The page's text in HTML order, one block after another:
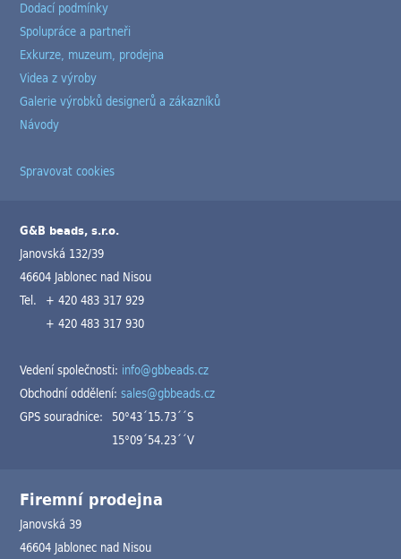
Dodací podmínky
Spolupráce a partneři
Exkurze, muzeum, prodejna
Videa z výroby
Galerie výrobků designerů a zákazníků
Návody
Spravovat cookies
G&B beads, s.r.o.
Janovská 132/39
46604 Jablonec nad Nisou
Tel. + 420 483 317 929
+ 420 483 317 930
Vedení společnosti: info@gbbeads.cz
Obchodní oddělení:sales@gbbeads.cz
GPS souradnice: 50°43´15.73´´S
15°09´54.23´´V
Firemní prodejna
Janovská 39
46604 Jablonec nad Nisou